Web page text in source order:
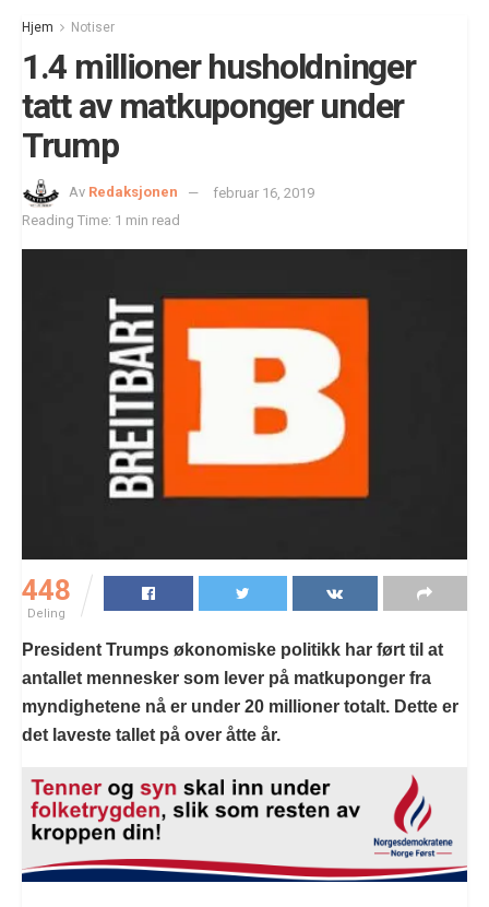
Hjem Notiser
1.4 millioner husholdninger
tatt av matkuponger under
Trump
Av Redaksjonen
februar 16, 2019
Reading Time: 1 min read
448
Deling
President Trumps økonomiske politikk har ført til at
antallet mennesker som lever på matkuponger fra
myndighetene nå er under 20 millioner totalt. Dette er
det laveste tallet på over åtte år.